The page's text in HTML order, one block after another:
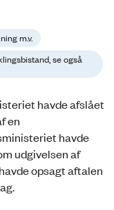
m.v.
se også
havde afslået
en
havde
udgivelsen af
opsagt aftalen